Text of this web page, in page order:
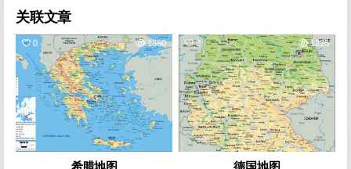
关联文章
0 1860
希腊地图
2 1225
德国地图